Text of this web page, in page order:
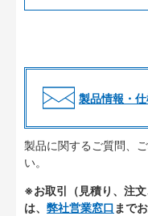
製品情報・
製品に関するご質問、
い。
※お取引（見積り、注
は、 弊社営業窓口 まで